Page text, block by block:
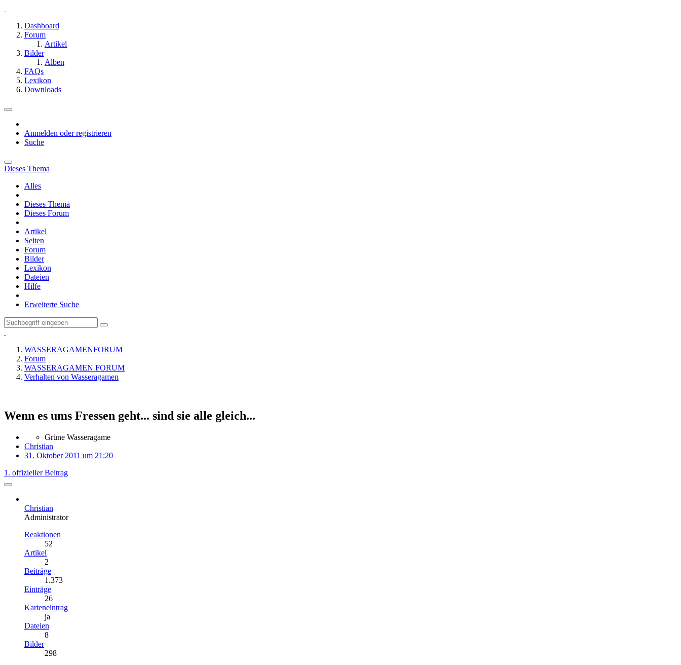
Dashboard
Forum
Artikel
Bilder
Alben
FAQs
Lexikon
Downloads
Anmelden oder registrieren
Suche
Dieses Thema
Alles
Dieses Thema
Dieses Forum
Artikel
Seiten
Forum
Bilder
Lexikon
Dateien
Hilfe
Erweiterte Suche
WASSERAGAMENFORUM
Forum
WASSERAGAMEN FORUM
Verhalten von Wasseragamen
Wenn es ums Fressen geht... sind sie alle gleich...
Grüne Wasseragame
Christian
31. Oktober 2011 um 21:20
1. offizieller Beitrag
Christian
Administrator
Reaktionen
52
Artikel
2
Beiträge
1.373
Einträge
26
Karteneintrag
ja
Dateien
8
Bilder
298